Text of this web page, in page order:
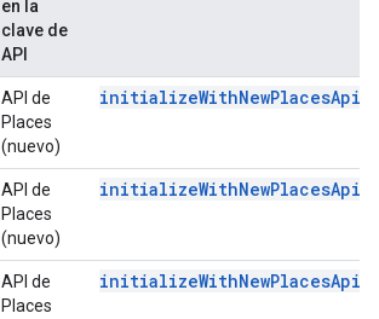
en la
clave de
API
API de
Places
(nuevo)
API de
Places
(nuevo)
API de
Places